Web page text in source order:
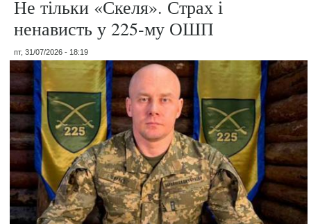
Не тільки «Скеля». Страх і
ненависть у 225-му ОШП
пт, 31/07/2026 - 18:19